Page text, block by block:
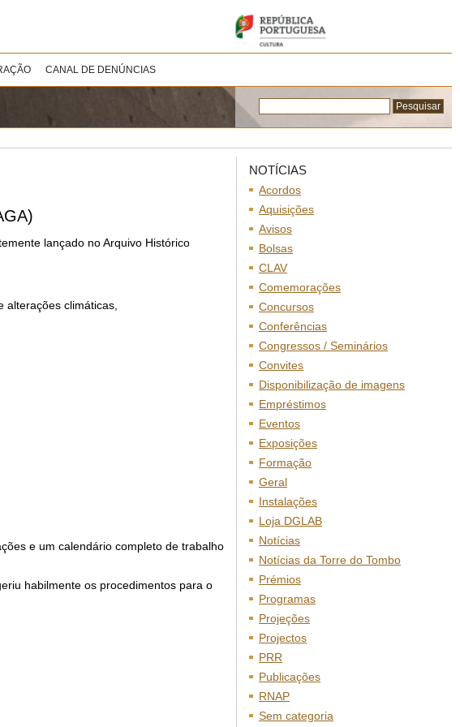
CANAL DE DENÚNCIAS
lançado no Arquivo Histórico
climáticas,
e um calendário completo de trabalho
habilmente os procedimentos para o
NOTÍCIAS
Acordos
Aquisições
Avisos
Bolsas
CLAV
Comemorações
Concursos
Conferências
Congressos / Seminários
Convites
Disponibilização de imagens
Empréstimos
Eventos
Exposições
Formação
Geral
Instalações
Loja DGLAB
Notícias
Notícias da Torre do Tombo
Prémios
Programas
Projeções
Projectos
PRR
Publicações
RNAP
Sem categoria